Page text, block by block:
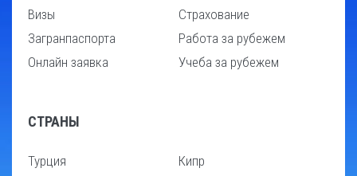
Визы
Загранпаспорта
Онлайн заявка
Страхование
Работа за рубежем
Учеба за рубежем
СТРАНЫ
Турция
Кипр